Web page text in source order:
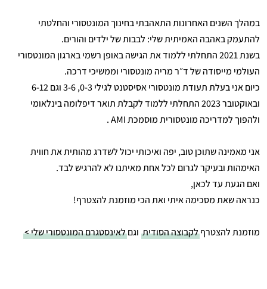
במהלך השנים האחרונות התאהבתי בחינוך המונטסורי והחלטתי
להתעמק באהבה האמיתית שלי: לבבות של ילדים והורים.
בשנת 2021 התחלתי ללמוד את הגישה באופן רשמי בארגון המונטסורי
העולמי מייסודה של ד״ר מריה מונטסורי וממשיכי דרכה.
כיום אני בעלת תעודת מונטסורי אסיסטנט לגילי 0-3, 3-6 וגם 6-12
ובאוקטובר 2023 התחלתי ללמוד לקבלת תואר דיפלומה בינלאומי
ולהפוך למדריכה מונטסורית מוסמכת AMI .
אני מאמינה שתוכן טוב, יפה ואיכותי יכול לשדרג מהותית את חווית
האימהות ובעיקר לגרום לכל אחת מאיתנו לא להרגיש לבד.
ואם הגעת עד לכאן,
כנראה שאת מסכימה איתי ואת הכי מוזמנת להצטרף!
מוזמנת להצטרףלקבוצה הסודיתוגםלאינסטגרם המונטסורי שלי >